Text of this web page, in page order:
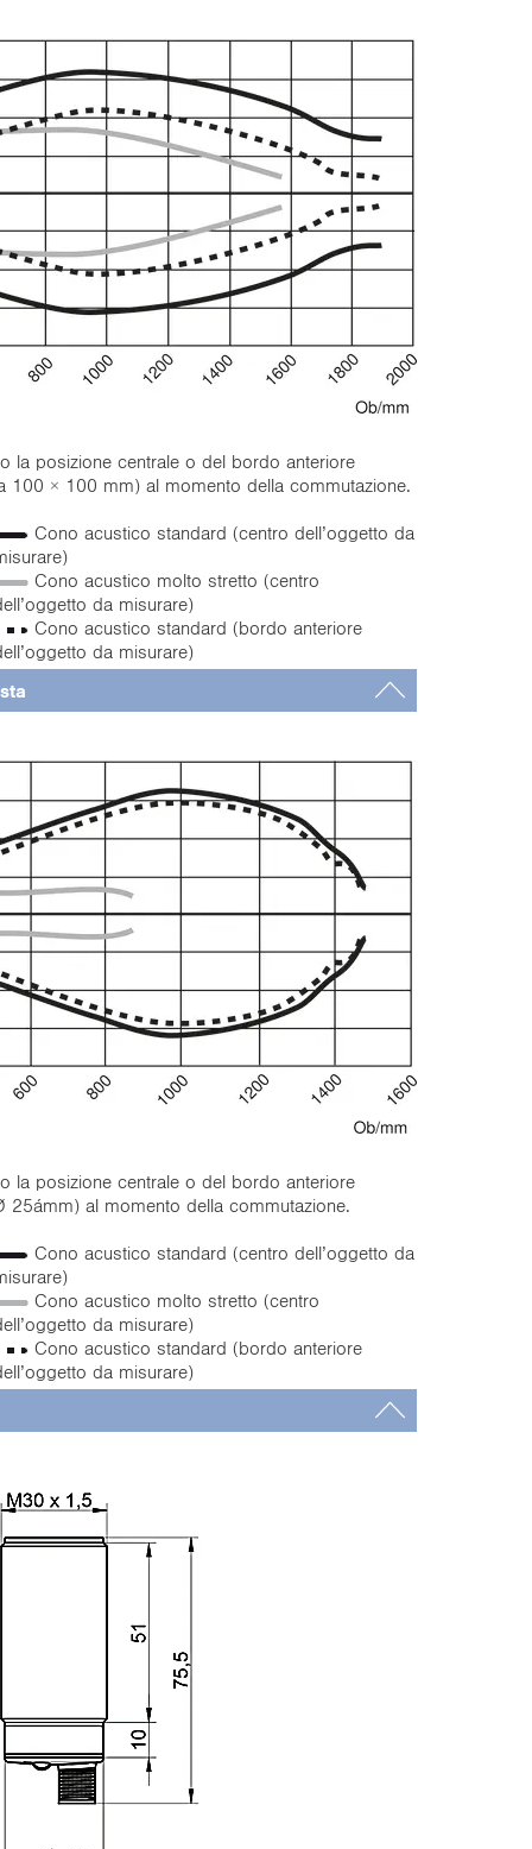
la posizione centrale o del bordo anteriore
100 × 100 mm) al momento della commutazione.
Cono acustico standard (centro dell’oggetto da
Cono acustico molto stretto (centro
da misurare)
Cono acustico standard (bordo anteriore
da misurare)
la posizione centrale o del bordo anteriore
25ámm) al momento della commutazione.
Cono acustico standard (centro dell’oggetto da
Cono acustico molto stretto (centro
da misurare)
Cono acustico standard (bordo anteriore
da misurare)